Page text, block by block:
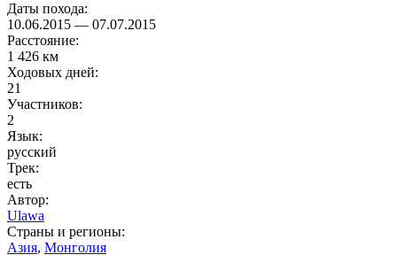
Даты похода:
10.06.2015 — 07.07.2015
Расстояние:
1 426 км
Ходовых дней:
21
Участников:
2
Язык:
русский
Трек:
есть
Автор:
Ulawa
Страны и регионы:
Азия, Монголия